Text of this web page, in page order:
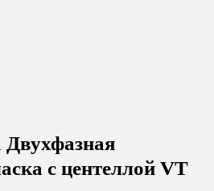
с центеллой VT